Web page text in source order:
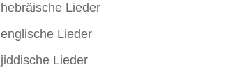
hebräische Lieder
englische Lieder
jiddische Lieder